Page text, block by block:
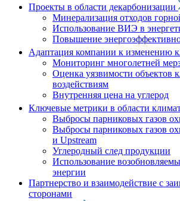
Проекты в области декарбонизации
Минерализация отходов
Использование ВИЭ в
Повышение
Адаптация компании к изменению
Мониторинг многолетней
Оценка уязвимости объектов
воздействиям
Внутренняя цена на углерод
Ключевые метрики в области
Выбросы парниковых газов
Выбросы парниковых газов
и Upstream
Углеродный след продукции
Использование
энергии
Партнерство и взаимодействие с
сторонами